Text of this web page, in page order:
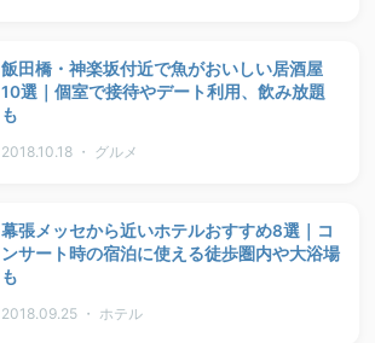
飯田橋・神楽坂付近で魚がおいしい居酒屋
10選｜個室で接待やデート利用、飲み放題
も
2018.10.18 ・ グルメ
幕張メッセから近いホテルおすすめ8選｜コ
ンサート時の宿泊に使える徒歩圏内や大浴場
も
2018.09.25 ・ ホテル